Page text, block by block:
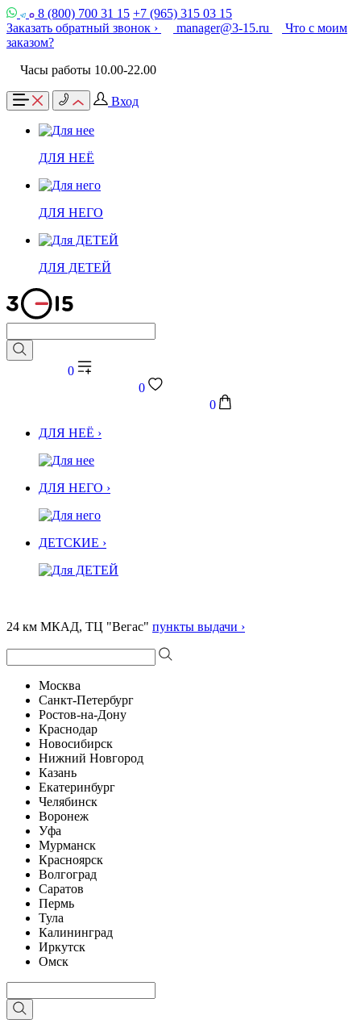
8 (800) 700 31 15 +7 (965) 315 03 15
Заказать обратный звонок ›
manager@3-15.ru
Что с моим
заказом?
Часы работы 10.00-22.00
Вход
ДЛЯ НЕЁ
ДЛЯ НЕГО
ДЛЯ ДЕТЕЙ
0
0
0
ДЛЯ НЕЁ ›
ДЛЯ НЕГО ›
ДЕТСКИЕ ›
24 км МКАД, ТЦ "Вегас" пункты выдачи ›
Москва
Санкт-Петербург
Ростов-на-Дону
Краснодар
Новосибирск
Нижний Новгород
Казань
Екатеринбург
Челябинск
Воронеж
Уфа
Мурманск
Красноярск
Волгоград
Саратов
Пермь
Тула
Калининград
Иркутск
Омск